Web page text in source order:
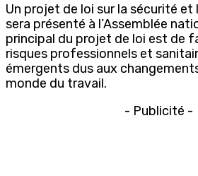
Un projet de loi sur la sécurité et
sera présenté à l’Assemblée
principal du projet de loi est de
risques professionnels et
émergents dus aux
monde du travail.
- Publicité -